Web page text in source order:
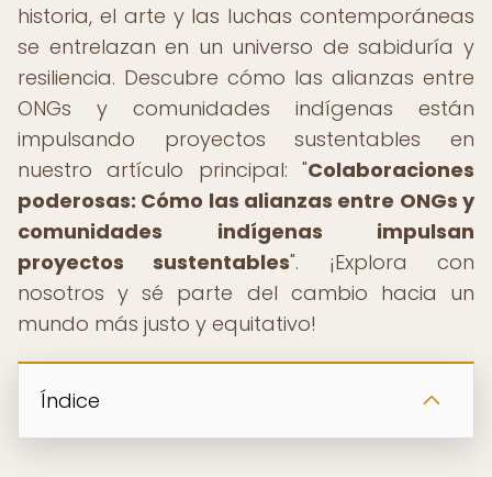
historia, el arte y las luchas contemporáneas
se entrelazan en un universo de sabiduría y
resiliencia. Descubre cómo las alianzas entre
ONGs y comunidades indígenas están
impulsando proyectos sustentables en
nuestro artículo principal: "Colaboraciones
poderosas: Cómo las alianzas entre ONGs y
comunidades indígenas impulsan
proyectos sustentables". ¡Explora con
nosotros y sé parte del cambio hacia un
mundo más justo y equitativo!
Índice